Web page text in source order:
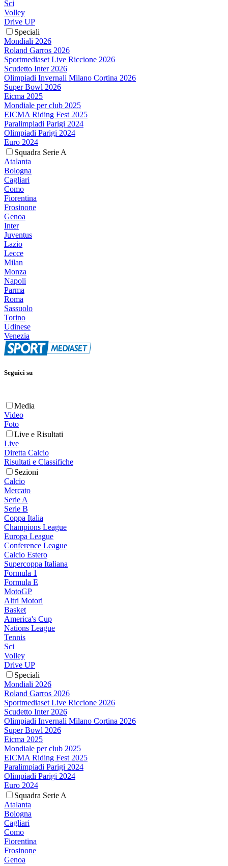
Sci
Volley
Drive UP
Speciali
Mondiali 2026
Roland Garros 2026
Sportmediaset Live Riccione 2026
Scudetto Inter 2026
Olimpiadi Invernali Milano Cortina 2026
Super Bowl 2026
Eicma 2025
Mondiale per club 2025
EICMA Riding Fest 2025
Paralimpiadi Parigi 2024
Olimpiadi Parigi 2024
Euro 2024
Squadra Serie A
Atalanta
Bologna
Cagliari
Como
Fiorentina
Frosinone
Genoa
Inter
Juventus
Lazio
Lecce
Milan
Monza
Napoli
Parma
Roma
Sassuolo
Torino
Udinese
Venezia
Seguici su
Media
Video
Foto
Live e Risultati
Live
Diretta Calcio
Risultati e Classifiche
Sezioni
Calcio
Mercato
Serie A
Serie B
Coppa Italia
Champions League
Europa League
Conference League
Calcio Estero
Supercoppa Italiana
Formula 1
Formula E
MotoGP
Altri Motori
Basket
America's Cup
Nations League
Tennis
Sci
Volley
Drive UP
Speciali
Mondiali 2026
Roland Garros 2026
Sportmediaset Live Riccione 2026
Scudetto Inter 2026
Olimpiadi Invernali Milano Cortina 2026
Super Bowl 2026
Eicma 2025
Mondiale per club 2025
EICMA Riding Fest 2025
Paralimpiadi Parigi 2024
Olimpiadi Parigi 2024
Euro 2024
Squadra Serie A
Atalanta
Bologna
Cagliari
Como
Fiorentina
Frosinone
Genoa